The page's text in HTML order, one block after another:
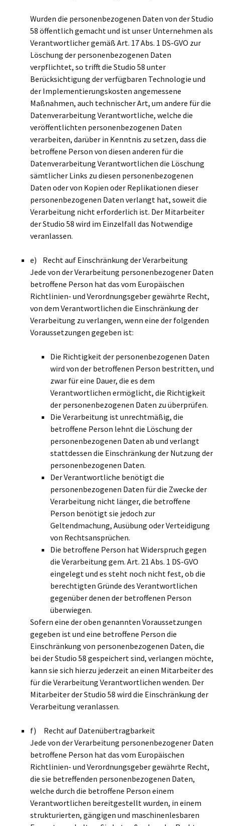
Wurden die personenbezogenen Daten von der Studio
58 öffentlich gemacht und ist unser Unternehmen als
Verantwortlicher gemäß Art. 17 Abs. 1 DS-GVO zur
Löschung der personenbezogenen Daten
verpflichtet, so trifft die Studio 58 unter
Berücksichtigung der verfügbaren Technologie und
der Implementierungskosten angemessene
Maßnahmen, auch technischer Art, um andere für die
Datenverarbeitung Verantwortliche, welche die
veröffentlichten personenbezogenen Daten
verarbeiten, darüber in Kenntnis zu setzen, dass die
betroffene Person von diesen anderen für die
Datenverarbeitung Verantwortlichen die Löschung
sämtlicher Links zu diesen personenbezogenen
Daten oder von Kopien oder Replikationen dieser
personenbezogenen Daten verlangt hat, soweit die
Verarbeitung nicht erforderlich ist. Der Mitarbeiter
der Studio 58 wird im Einzelfall das Notwendige
veranlassen.
e) Recht auf Einschränkung der Verarbeitung
Jede von der Verarbeitung personenbezogener Daten
betroffene Person hat das vom Europäischen
Richtlinien- und Verordnungsgeber gewährte Recht,
von dem Verantwortlichen die Einschränkung der
Verarbeitung zu verlangen, wenn eine der folgenden
Voraussetzungen gegeben ist:
Die Richtigkeit der personenbezogenen Daten
wird von der betroffenen Person bestritten, und
zwar für eine Dauer, die es dem
Verantwortlichen ermöglicht, die Richtigkeit
der personenbezogenen Daten zu überprüfen.
Die Verarbeitung ist unrechtmäßig, die
betroffene Person lehnt die Löschung der
personenbezogenen Daten ab und verlangt
stattdessen die Einschränkung der Nutzung der
personenbezogenen Daten.
Der Verantwortliche benötigt die
personenbezogenen Daten für die Zwecke der
Verarbeitung nicht länger, die betroffene
Person benötigt sie jedoch zur
Geltendmachung, Ausübung oder Verteidigung
von Rechtsansprüchen.
Die betroffene Person hat Widerspruch gegen
die Verarbeitung gem. Art. 21 Abs. 1 DS-GVO
eingelegt und es steht noch nicht fest, ob die
berechtigten Gründe des Verantwortlichen
gegenüber denen der betroffenen Person
überwiegen.
Sofern eine der oben genannten Voraussetzungen
gegeben ist und eine betroffene Person die
Einschränkung von personenbezogenen Daten, die
bei der Studio 58 gespeichert sind, verlangen möchte,
kann sie sich hierzu jederzeit an einen Mitarbeiter des
für die Verarbeitung Verantwortlichen wenden. Der
Mitarbeiter der Studio 58 wird die Einschränkung der
Verarbeitung veranlassen.
f) Recht auf Datenübertragbarkeit
Jede von der Verarbeitung personenbezogener Daten
betroffene Person hat das vom Europäischen
Richtlinien- und Verordnungsgeber gewährte Recht,
die sie betreffenden personenbezogenen Daten,
welche durch die betroffene Person einem
Verantwortlichen bereitgestellt wurden, in einem
strukturierten, gängigen und maschinenlesbaren